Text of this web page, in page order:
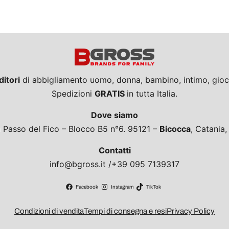
di abbigliamento uomo, donna, bambino, intimo,
Spedizioni GRATIS in tutta Italia.
Dove siamo
Passo del Fico – Blocco B5 n°6. 95121 – Bicocca,
Contatti
info@bgross.it /+39 095 7139317
Facebook Instagram TikTok
Condizioni di venditaTempi di consegna e resiPrivacy Policy